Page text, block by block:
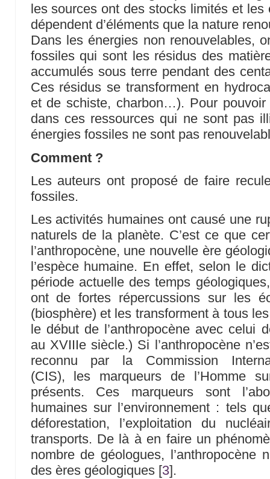
les sources ont des stocks limités et les
dépendent d’éléments que la nature
Dans les énergies non renouvelables,
fossiles qui sont les résidus des
accumulés sous terre pendant des
Ces résidus se transforment en
et de schiste, charbon…). Pour
dans ces ressources qui ne sont pas
énergies fossiles ne sont pas
Comment ?
Les auteurs ont proposé de faire
fossiles.
Les activités humaines ont causé une
naturels de la planète. C’est ce que
l’anthropocène, une nouvelle ère
l’espèce humaine. En effet, selon le
période actuelle des temps
ont de fortes répercussions sur les
(biosphère) et les transforment à tous
le début de l’anthropocène avec celui
au XVIIIe siècle.) Si l’anthropocène
reconnu par la Commission
(CIS), les marqueurs de l’Homme
présents. Ces marqueurs sont
humaines sur l’environnement : tels
déforestation, l’exploitation du
transports. De là à en faire un
nombre de géologues, l’anthropocène
des ères géologiques[3].